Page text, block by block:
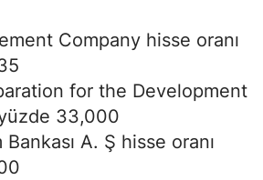
Company hisse oranı
for the Development
33,000
Bankası A. Ş hisse oranı